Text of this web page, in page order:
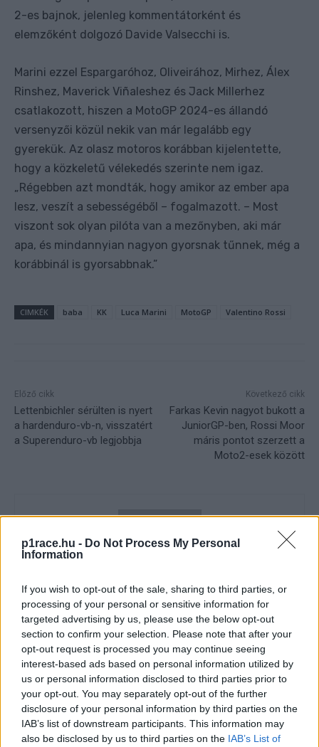
p1race.hu - Do Not Process My Personal
Information
If you wish to opt-out of the sale, sharing to third parties, or
processing of your personal or sensitive information for
targeted advertising by us, please use the below opt-out
section to confirm your selection. Please note that after your
opt-out request is processed you may continue seeing
interest-based ads based on personal information utilized by
us or personal information disclosed to third parties prior to
your opt-out. You may separately opt-out of the further
disclosure of your personal information by third parties on the
IAB’s list of downstream participants. This information may
also be disclosed by us to third parties on the IAB’s List of
2-es bajnok, jelenleg kommentátorként és
elemzőként dolgozó Davide Valsecchi is.
Marini ezzel Espargaróhoz, Oliveirához, Mirhez, Álex
Rinshez, Maverick Viñaleshez és Jack Millerhez
csatlakozott, hiszen a MotoGP 2024-es állandó
versenyzői közül nekik van már legalább egy
gyerekük. Az olasz motoros korábban kijelentette,
hogy a közkeletű vélekedés szerinte nem igaz.
„Régebben azt mondták, hogy amikor az ember apa
lesz, veszít a sebességéből – fogalmazott. – Most
viszont sok olyan pilóta van a mezőnyben, aki már
apa, és mindannyian nagyon gyorsnak tűnnek, még a
korábbinál is gyorsabbnak.”
CIMKÉK baba KK Luca Marini MotoGP Valentino Rossi
Előző cikk
Lettenbichler sérülten is nyert
a hardenduro-vb-n, visszatért
a Superenduro-vb legjobbja
Következő cikk
Farkas Kevin nagyot bukott a
JuniorGP-ben, Rossi Moor
máris pontot szerzett a
Moto2-esek között
Sebők Máté
- Advertisment -